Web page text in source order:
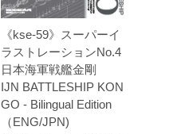
《kse-59》スーパーイ
ラストレーションNo.4
日本海軍戦艦金剛
IJN BATTLESHIP KON
GO - Bilingual Edition
（ENG/JPN)